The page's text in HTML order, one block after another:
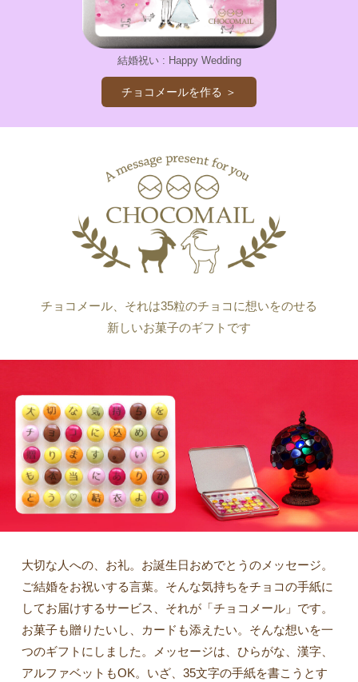
結婚祝い : Happy Wedding
チョコメールを作る ＞
チョコメール、それは35粒のチョコに想いをのせる
新しいお菓子のギフトです
大切な人への、お礼。お誕生日おめでとうのメッセージ。
ご結婚をお祝いする言葉。そんな気持ちをチョコの手紙に
してお届けするサービス、それが「チョコメール」です。
お菓子も贈りたいし、カードも添えたい。そんな想いを一
つのギフトにしました。メッセージは、ひらがな、漢字、
アルファベットもOK。いざ、35文字の手紙を書こうとす